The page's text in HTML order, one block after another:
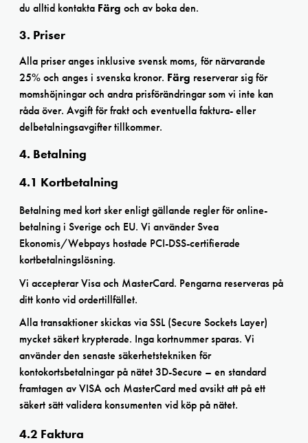
du alltid kontakta Färg och av boka den.
3. Priser
Alla priser anges inklusive svensk moms, för närvarande
25% och anges i svenska kronor. Färg reserverar sig för
momshöjningar och andra prisförändringar som vi inte kan
råda över. Avgift för frakt och eventuella faktura- eller
delbetalningsavgifter tillkommer.
4. Betalning
4.1 Kortbetalning
Betalning med kort sker enligt gällande regler för online-
betalning i Sverige och EU. Vi använder Svea
Ekonomis/Webpays hostade PCI-DSS-certifierade
kortbetalningslösning.
Vi accepterar Visa och MasterCard. Pengarna reserveras på
ditt konto vid ordertillfället.
Alla transaktioner skickas via SSL (Secure Sockets Layer)
mycket säkert krypterade. Inga kortnummer sparas. Vi
använder den senaste säkerhetstekniken för
kontokortsbetalningar på nätet 3D-Secure – en standard
framtagen av VISA och MasterCard med avsikt att på ett
säkert sätt validera konsumenten vid köp på nätet.
4.2 Faktura